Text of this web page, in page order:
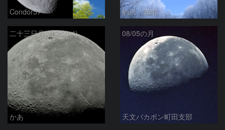
Condor57 駒沢 満晴
二十三日月(月齢21.4)
かあ
08/05の月
天文バカボン町田支部